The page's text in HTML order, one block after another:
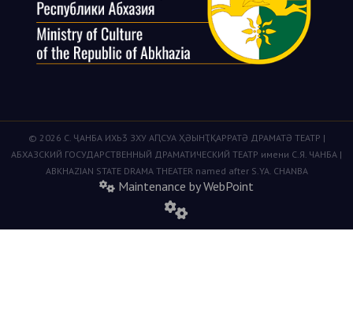
© 2026 С. ҶАНБА ИХЬӠ ЗХУ АԤСУА ҲӘЫНҬҚАРРАТӘ ДРАМАТӘ ТЕАТР |
АБХАЗСКИЙ ГОСУДАРСТВЕННЫЙ ДРАМАТИЧЕСКИЙ ТЕАТР имени С.Я. ЧАНБА |
ABKHAZIAN STATE DRAMA THEATER named after S.YA. CHANBA
Maintenance by WebPoint